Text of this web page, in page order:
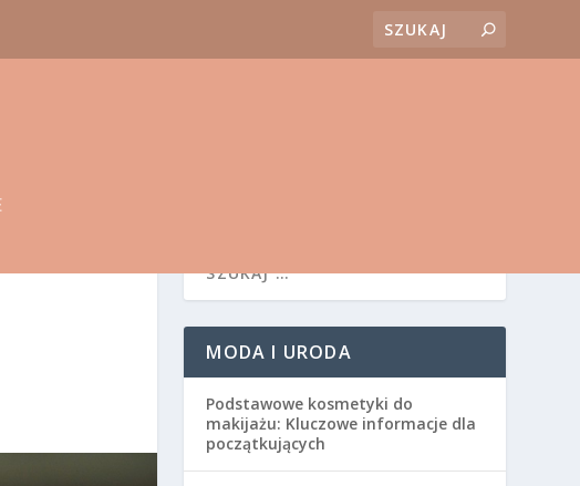
MODA I URODA
Podstawowe kosmetyki do
makijażu: Kluczowe informacje dla
początkujących